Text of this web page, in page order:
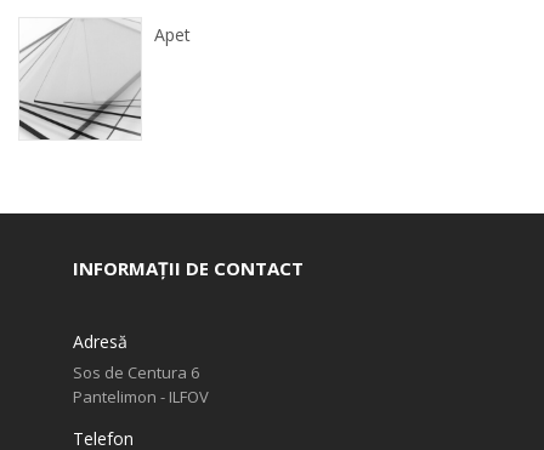
Apet
INFORMAȚII DE CONTACT
Adresă
Sos de Centura 6
Pantelimon - ILFOV
Telefon